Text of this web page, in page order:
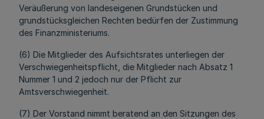
Veräußerung von landeseigenen Grundstücken und
grundstücksgleichen Rechten bedürfen der Zustimmung
des Finanzministeriums.
(6) Die Mitglieder des Aufsichtsrates unterliegen der
Verschwiegenheitspflicht, die Mitglieder nach Absatz 1
Nummer 1 und 2 jedoch nur der Pflicht zur
Amtsverschwiegenheit.
(7) Der Vorstand nimmt beratend an den Sitzungen des